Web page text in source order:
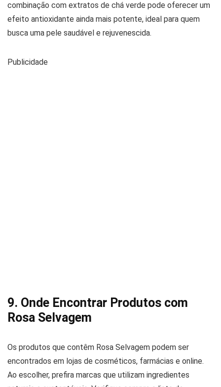
combinação com extratos de chá verde pode oferecer um
efeito antioxidante ainda mais potente, ideal para quem
busca uma pele saudável e rejuvenescida.
Publicidade
9. Onde Encontrar Produtos com
Rosa Selvagem
Os produtos que contêm Rosa Selvagem podem ser
encontrados em lojas de cosméticos, farmácias e online.
Ao escolher, prefira marcas que utilizam ingredientes